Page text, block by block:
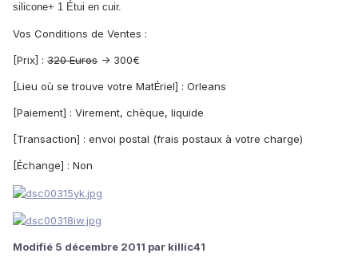
silicone+ 1 Étui en cuir.
Vos Conditions de Ventes :
[Prix] : 320 Euros -> 300€
[Lieu où se trouve votre MatÉriel] : Orleans
[Paiement] : Virement, chèque, liquide
[Transaction] : envoi postal (frais postaux à votre charge)
[Échange] : Non
Modifié 5 décembre 2011 par killic41